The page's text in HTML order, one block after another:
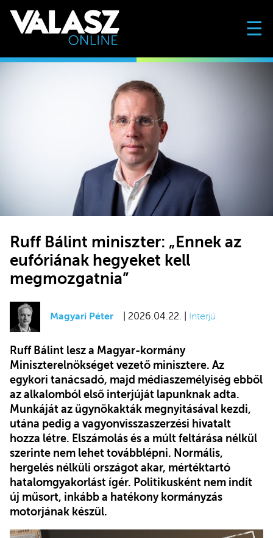
☰
Ruff Bálint miniszter: „Ennek az
eufóriának hegyeket kell
megmozgatnia”
Magyari Péter | 2026.04.22. | Interjú
Ruff Bálint lesz a Magyar-kormány
Miniszterelnökséget vezető minisztere. Az
egykori tanácsadó, majd médiaszemélyiség ebből
az alkalomból első interjúját lapunknak adta.
Munkáját az ügynökakták megnyitásával kezdi,
utána pedig a vagyonvisszaszerzési hivatalt
hozza létre. Elszámolás és a múlt feltárása nélkül
szerinte nem lehet továbblépni. Normális,
hergelés nélküli országot akar, mértéktartó
hatalomgyakorlást ígér. Politikusként nem indít
új műsort, inkább a hatékony kormányzás
motorjának készül.